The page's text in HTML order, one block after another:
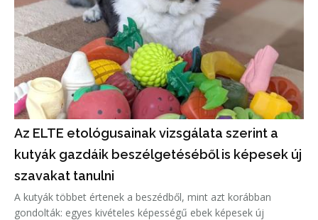
Az ELTE etológusainak vizsgálata szerint a
kutyák gazdáik beszélgetéséből is képesek új
szavakat tanulni
A kutyák többet értenek a beszédből, mint azt korábban
gondolták: egyes kivételes képességű ebek képesek új